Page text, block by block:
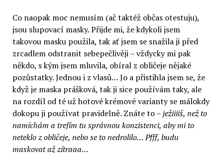
Co naopak moc nemusím (ač taktéž občas otestuju),
jsou slupovací masky. Přijde mi, že kdykoli jsem
takovou masku použila, tak ať jsem se snažila ji před
zrcadlem odstranit sebepečlivěji – vždycky mi pak
někdo, s kým jsem mluvila, obíral z obličeje nějaké
pozůstatky. Jednou i z vlasů… Jo a přistihla jsem se, že
když je maska prášková, tak ji sice používám taky, ale
na rozdíl od té už hotové krémové varianty se málokdy
dokopu ji používat pravidelně. Znáte to –ježiiiiš, než to
namíchám a trefím tu správnou konzistenci, aby mi to
neteklo z obličeje, nebo se to nedrolilo… Pfff, budu
maskovat až zítraaa…